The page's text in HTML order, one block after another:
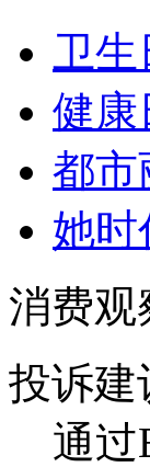
卫生
健康
都市
她时
消费观
投诉建
通过